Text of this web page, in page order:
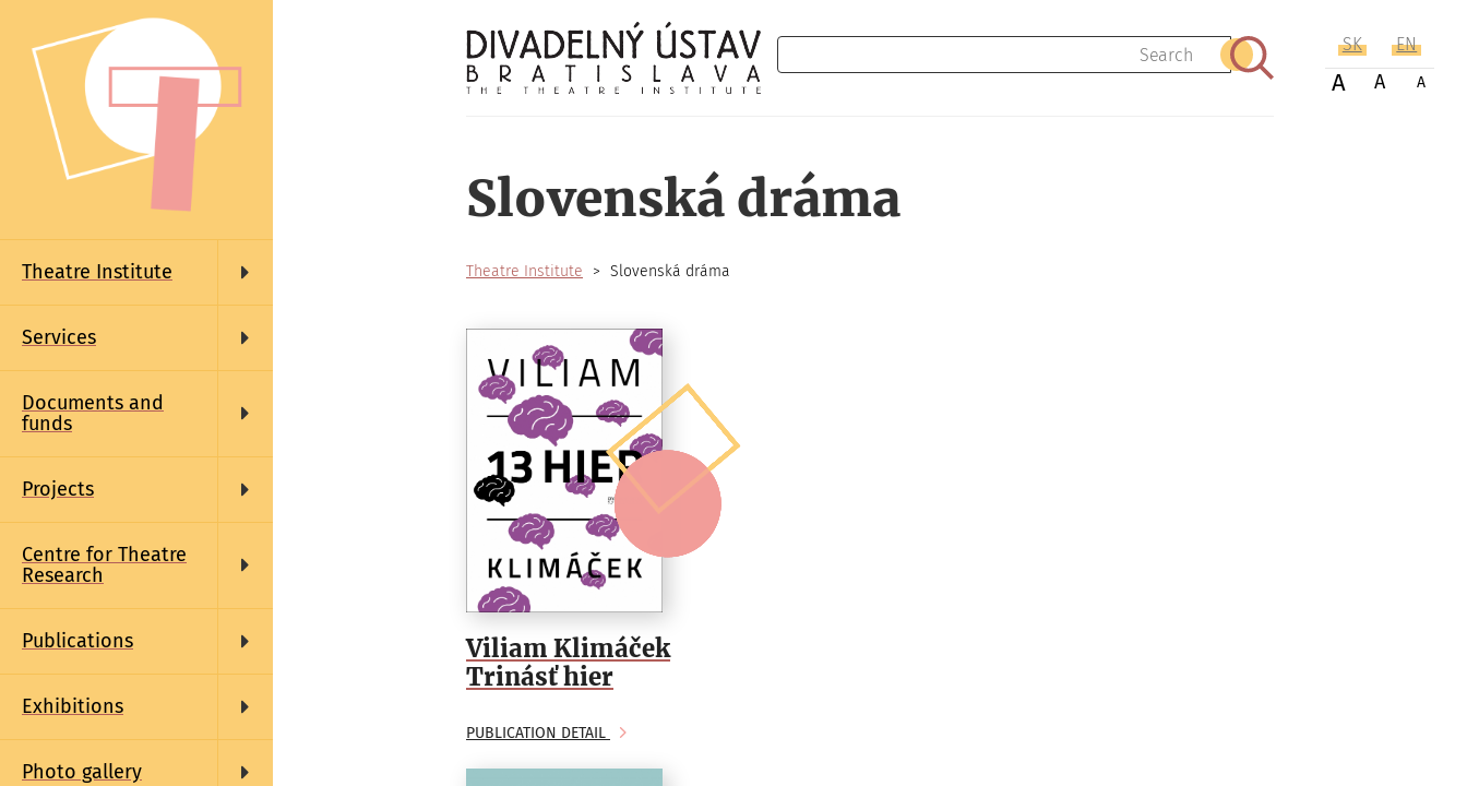
main
content
Main
navigation
Theatre Institute
Services
Documents and
funds
Projects
Centre for Theatre
Research
Publications
Exhibitions
Photo gallery
Search
Search
Slovenská dráma
Theatre Institute Slovenská dráma
Viliam Klimáček
Trinásť hier
PUBLICATION DETAIL
Pagination
SK EN
A A A